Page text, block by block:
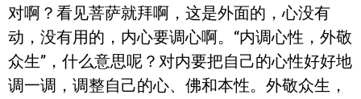
对啊？看见菩萨就拜啊，这是外面的，心没有
动，没有用的，内心要调心啊。“内调心性，外敬
众生”，什么意思呢？对内要把自己的心性好好地
调一调，调整自己的心、佛和本性。外敬众生，